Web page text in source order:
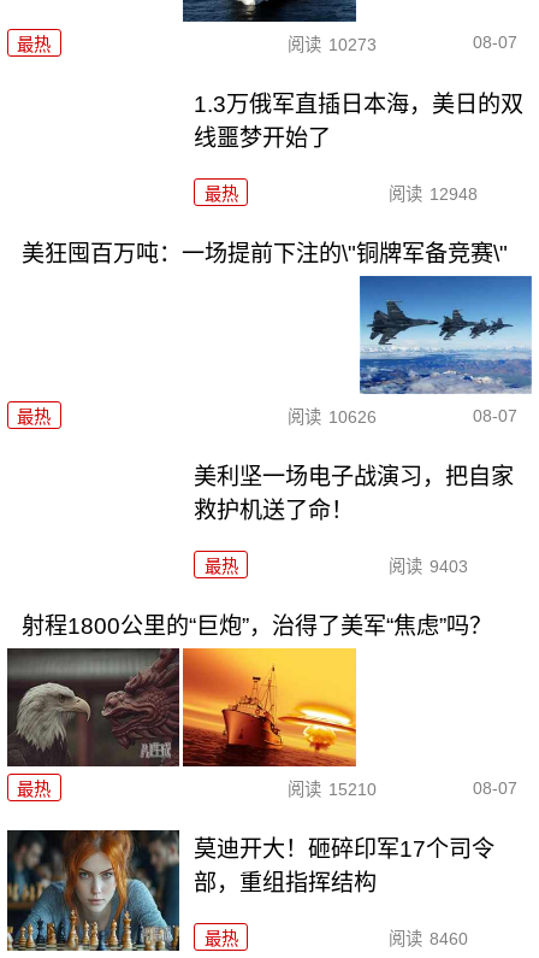
最热 阅读 10273 08-07
1.3万俄军直插日本海，美日的双
线噩梦开始了
最热 阅读 12948
美狂囤百万吨：一场提前下注的\"铜牌军备竞赛\"
最热 阅读 10626 08-07
美利坚一场电子战演习，把自家
救护机送了命！
最热 阅读 9403
射程1800公里的“巨炮”，治得了美军“焦虑”吗？
最热 阅读 15210 08-07
莫迪开大！砸碎印军17个司令
部，重组指挥结构
最热 阅读 8460